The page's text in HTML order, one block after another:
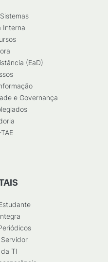
Interna
(EaD)
e Governança
TI